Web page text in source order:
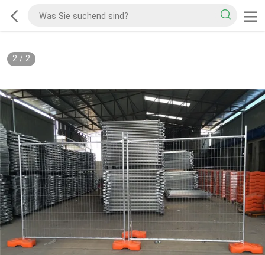
2/ 2